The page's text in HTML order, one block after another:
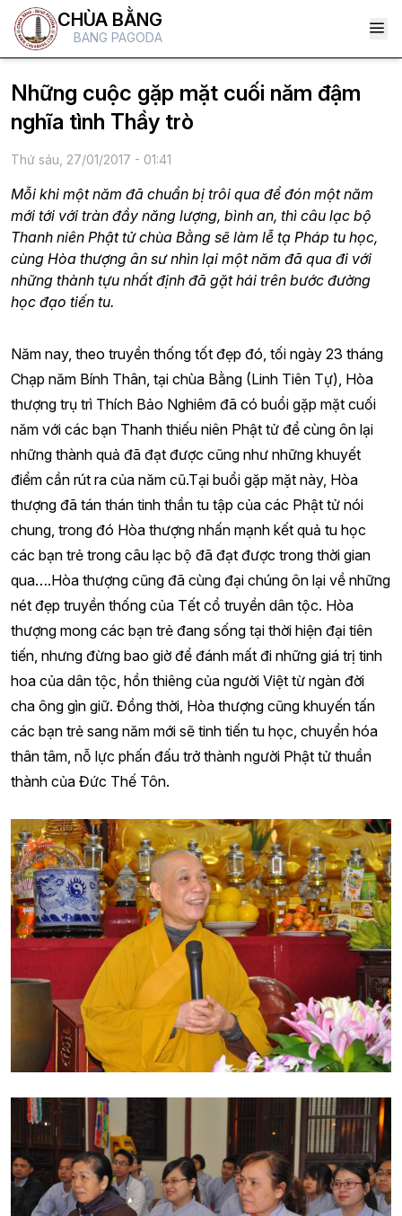
CHÙA BẰNG
BANG PAGODA
Những cuộc gặp mặt cuối năm đậm
nghĩa tình Thầy trò
Thứ sáu, 27/01/2017 - 01:41
Mỗi khi một năm đã chuẩn bị trôi qua để đón một năm
mới tới với tràn đầy năng lượng, bình an, thì câu lạc bộ
Thanh niên Phật tử chùa Bằng sẽ làm lễ tạ Pháp tu học,
cùng Hòa thượng ân sư nhìn lại một năm đã qua đi với
những thành tựu nhất định đã gặt hái trên bước đường
học đạo tiến tu.
Năm nay, theo truyền thống tốt đẹp đó, tối ngày 23 tháng
Chạp năm Bính Thân, tại chùa Bằng (Linh Tiên Tự), Hòa
thượng trụ trì Thích Bảo Nghiêm đã có buổi gặp mặt cuối
năm với các bạn Thanh thiếu niên Phật tử để cùng ôn lại
những thành quả đã đạt được cũng như những khuyết
điểm cần rút ra của năm cũ.Tại buổi gặp mặt này, Hòa
thượng đã tán thán tinh thần tu tập của các Phật tử nói
chung, trong đó Hòa thượng nhấn mạnh kết quả tu học
các bạn trẻ trong câu lạc bộ đã đạt được trong thời gian
qua….Hòa thượng cũng đã cùng đại chúng ôn lại về những
nét đẹp truyền thống của Tết cổ truyền dân tộc. Hòa
thượng mong các bạn trẻ đang sống tại thời hiện đại tiên
tiến, nhưng đừng bao giờ để đánh mất đi những giá trị tinh
hoa của dân tộc, hồn thiêng của người Việt từ ngàn đời
cha ông gìn giữ. Đồng thời, Hòa thượng cũng khuyến tấn
các bạn trẻ sang năm mới sẽ tinh tiến tu học, chuyển hóa
thân tâm, nỗ lực phấn đấu trở thành người Phật tử thuần
thành của Đức Thế Tôn.